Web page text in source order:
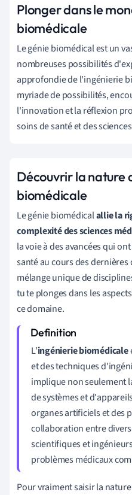
Plonger dans le
biomédicale
Le génie biomédical est un
nombreuses possibilités
approfondie de l'ingénierie
myriade de possibilités,
l'innovation et la réflexion
soins de santé et des
Découvrir la nature
biomédicale
Le génie biomédicalallie la
complexité des sciences
la voie à des avancées qui
santé au cours des
mélange unique de
tu te plonges dans les
ce domaine.
L'ingénierie biomédicale
et des techniques
implique non seulement
de systèmes et
organes artificiels et des
collaboration entre
scientifiques et
problèmes médicaux
Pour vraiment saisir la